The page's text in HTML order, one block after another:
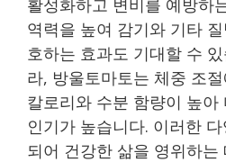
활성화하고 변비를 예방하
역력을 높여 감기와 기타
호하는 효과도 기대할 수
라, 방울토마토는 체중 조
칼로리와 수분 함량이 높아
인기가 높습니다. 이러한
되어 건강한 삶을 영위하는